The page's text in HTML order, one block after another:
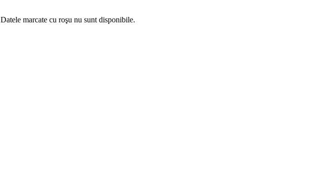
Datele marcate cu roşu nu sunt disponibile.